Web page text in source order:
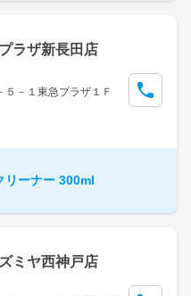
ラザ新長田店
－１東急プラザ１Ｆ
リーナー 300ml
ミヤ西神戸店